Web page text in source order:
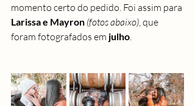
momento certo do pedido. Foi assim para
Larissa e Mayron (fotos abaixo) , que
foram fotografados em julho